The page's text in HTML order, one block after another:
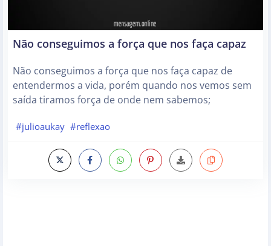
Não conseguimos a força que nos faça capaz
Não conseguimos a força que nos faça capaz de
entendermos a vida, porém quando nos vemos sem
saída tiramos força de onde nem sabemos;
#julioaukay #reflexao